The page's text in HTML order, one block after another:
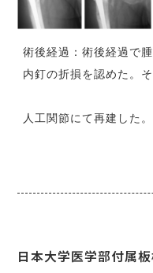
術後経過：術後経過で
内釘の折損を認めた。
人工関節にて再建した
日本大学医学部付属